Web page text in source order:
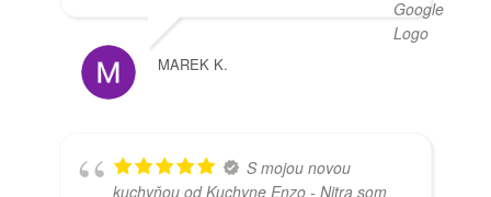
MAREK K.
S mojou novou
kuchyňou od Kuchyne Enzo - Nitra som